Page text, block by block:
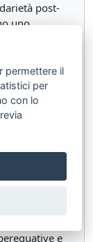
post-
uno
quantità di
la vita
il dubbio
del
che
e
permettere il
per
con lo